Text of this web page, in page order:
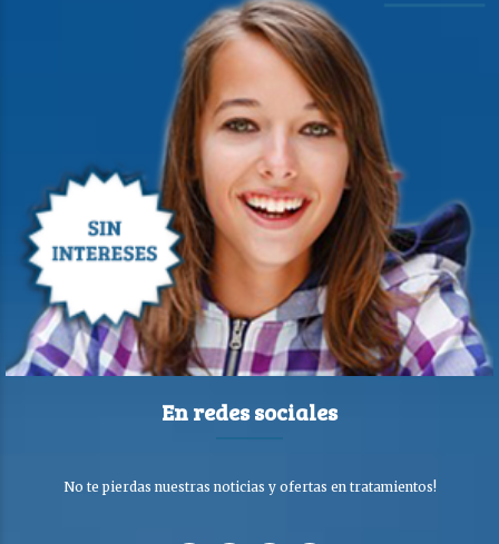
En redes sociales
No te pierdas nuestras noticias y ofertas en tratamientos!